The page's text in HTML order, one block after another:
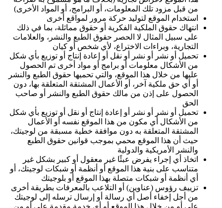
من قبل مزود تلك المعلومات، أو البرامج، أو المواد الأخرى)
استخدام الموقع لتوليد حركة مرور لمواقع أخرى
انتهاك حقوق الملكية الفكرية أو حقوق مماثلة، بما في ذلك
على سبيل المثال لا الحصر حقوق الطبع والنشر، والعلامات
التجارية، وبراءات الاختراع، لأي شخص أو كيان
تحميل أو نشر أو نشر أو نقل أو إعادة إنتاج أو توزيع بأي شكل
من الأشكال معلومات أو برامج أو مواد أخرى تم الحصول
عليها من خلال هذا الموقع، والتي تحميها حقوق الطبع والنشر
أو أي حق ملكية آخر، أو الأعمال المشتقة المتعلقة بها، دون
الحصول على إذن من مالك حقوق الطبع والنشر أو صاحب
الحق
تحميل أو نشر أو نشر أو إعادة إنتاج أو نقل أو توزيع بأي شكل
من الأشكال أي مكون من هذا الموقع نفسه أو الأعمال
المشتقة المتعلقة به دون موافقة خطية مسبقة من لوجيتك،
حيث أن هذا الموقع محمي بموجب قوانين حقوق الطبع
والنشر الأمريكية والدولية
اتخاذ أي إجراء يفرض عبئًا غير معقول أو كبير بشكل غير
متناسب على بنية هذا الموقع أو أنظمة أو شبكات لوجيتك، أو
أي أنظمة أو شبكات متصلة بهذا الموقع أو بلوجيتك
تزييف رؤوس (عناوين) أو التلاعب بالمعرفات بطريقة أخرى
من أجل إخفاء أصل أي رسالة أو إرسال ترسله إلى لوجيتك